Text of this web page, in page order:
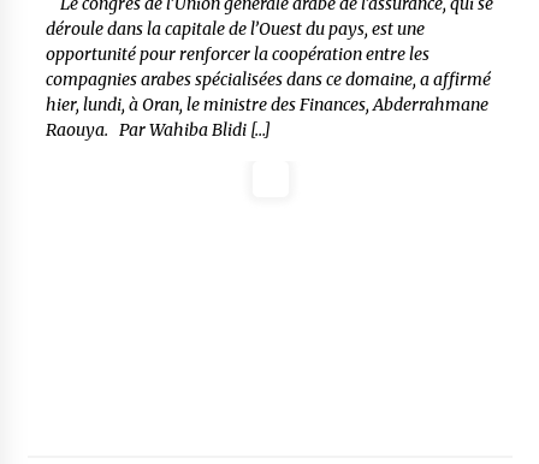
déroule dans la capitale de l’Ouest du pays, est une
opportunité pour renforcer la coopération entre les
compagnies arabes spécialisées dans ce domaine, a affirmé
hier, lundi, à Oran, le ministre des Finances, Abderrahmane
Raouya. Par Wahiba Blidi […]